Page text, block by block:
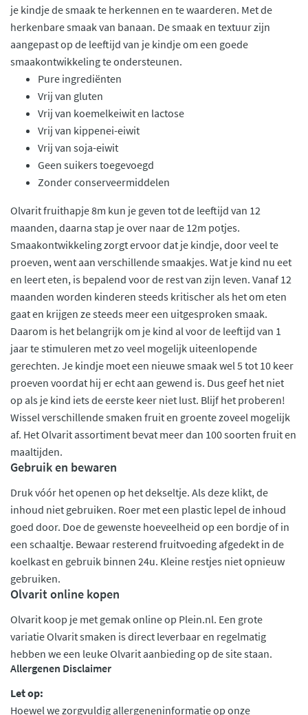
je kindje de smaak te herkennen en te waarderen. Met de
herkenbare smaak van banaan. De smaak en textuur zijn
aangepast op de leeftijd van je kindje om een goede
smaakontwikkeling te ondersteunen.
Pure ingrediënten
Vrij van gluten
Vrij van koemelkeiwit en lactose
Vrij van kippenei-eiwit
Vrij van soja-eiwit
Geen suikers toegevoegd
Zonder conserveermiddelen
Olvarit fruithapje 8m kun je geven tot de leeftijd van 12
maanden, daarna stap je over naar de 12m potjes.
Smaakontwikkeling zorgt ervoor dat je kindje, door veel te
proeven, went aan verschillende smaakjes. Wat je kind nu eet
en leert eten, is bepalend voor de rest van zijn leven. Vanaf 12
maanden worden kinderen steeds kritischer als het om eten
gaat en krijgen ze steeds meer een uitgesproken smaak.
Daarom is het belangrijk om je kind al voor de leeftijd van 1
jaar te stimuleren met zo veel mogelijk uiteenlopende
gerechten. Je kindje moet een nieuwe smaak wel 5 tot 10 keer
proeven voordat hij er echt aan gewend is. Dus geef het niet
op als je kind iets de eerste keer niet lust. Blijf het proberen!
Wissel verschillende smaken fruit en groente zoveel mogelijk
af. Het Olvarit assortiment bevat meer dan 100 soorten fruit en
maaltijden.
Gebruik en bewaren
Druk vóór het openen op het dekseltje. Als deze klikt, de
inhoud niet gebruiken. Roer met een plastic lepel de inhoud
goed door. Doe de gewenste hoeveelheid op een bordje of in
een schaaltje. Bewaar resterend fruitvoeding afgedekt in de
koelkast en gebruik binnen 24u. Kleine restjes niet opnieuw
gebruiken.
Olvarit online kopen
Olvarit koop je met gemak online op Plein.nl. Een grote
variatie Olvarit smaken is direct leverbaar en regelmatig
hebben we een leuke Olvarit aanbieding op de site staan.
Allergenen Disclaimer
Let op:
Hoewel we zorgvuldig allergeneninformatie op onze